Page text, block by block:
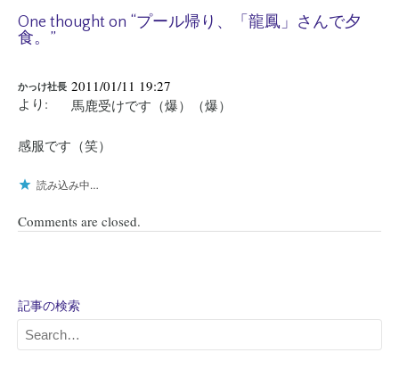
One thought on “プール帰り、「龍鳳」さんで夕
食。 ”
かっけ社長
より:
2011/01/11 19:27
馬鹿受けです（爆）（爆）
感服です（笑）
読み込み中…
Comments are closed.
記事の検索